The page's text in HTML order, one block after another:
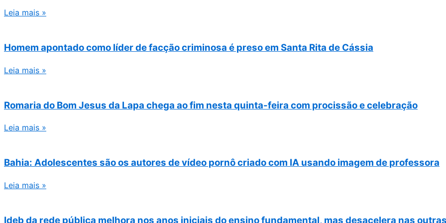
Leia mais »
Homem apontado como líder de facção criminosa é preso em Santa Rita de Cássia
Leia mais »
Romaria do Bom Jesus da Lapa chega ao fim nesta quinta-feira com procissão e celebração
Leia mais »
Bahia: Adolescentes são os autores de vídeo pornô criado com IA usando imagem de professora
Leia mais »
Ideb da rede pública melhora nos anos iniciais do ensino fundamental, mas desacelera nas